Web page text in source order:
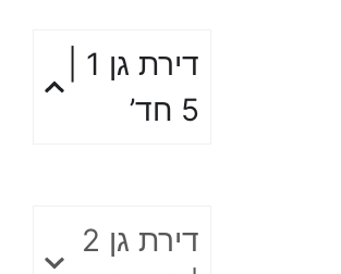
5 חד’
דירת גן 2